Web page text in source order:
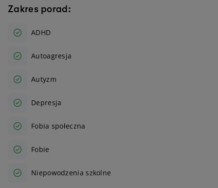
Zakres porad:
ADHD
Autoagresja
Autyzm
Depresja
Fobia społeczna
Fobie
Niepowodzenia szkolne